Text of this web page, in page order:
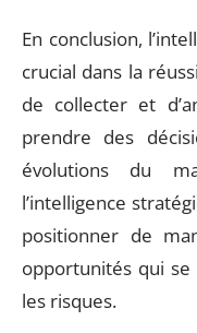
En conclusion,
crucial dans la
de collecter et
prendre des
évolutions du
l’intelligence
positionner de
opportunités qui
les risques.